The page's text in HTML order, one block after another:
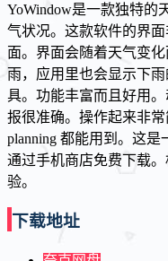
YoWindow是一款独特的
气状况。这款软件的界
面。界面会随着天气变
雨，应用里也会显示下
具。功能丰富而且好用
报很准确。操作起来非
planning 都能用到。这
通过手机商店免费下载
验。
下载地址